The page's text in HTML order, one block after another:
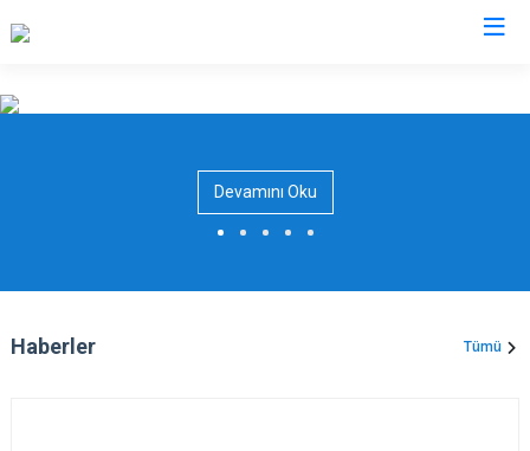
Merkez
Devamını Oku
Haberler Tümü